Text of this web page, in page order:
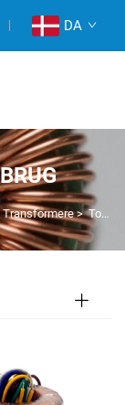
DA
Transformere>Toroidale til Medicinsk Brug